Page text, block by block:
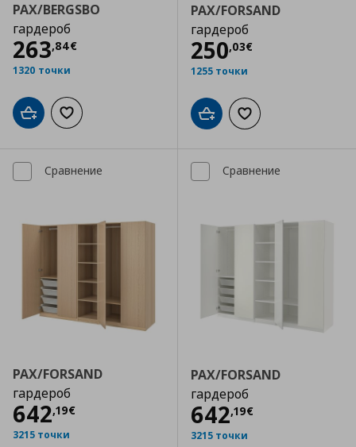
PAX/BERGSBO
гардероб
263,84€
Цена263,84 €
1320 точки
Добави в кошницата
Добави към списъка с любими
PAX/FORSAND
гардероб
250,03€
Цена
1255 точки
Добави в кошницата
Добави към
Сравнение
PAX/FORSAND
гардероб
642,19€
Цена
3215 точки
Сравнение
PAX/FORSAND
гардероб
642,19€
Цена
3215 точки